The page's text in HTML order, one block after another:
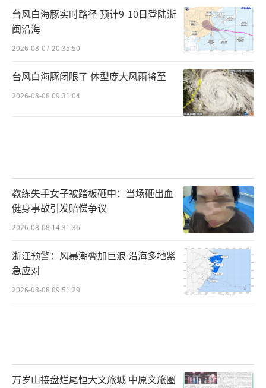
台风白海豚实时路径 预计9-10日登陆浙
闽沿海
2026-08-07 20:35:50
台风白海豚闭眼了 体型庞大风雨将至
2026-08-08 09:31:04
教练失手女子被踏板砸中：当场砸出血
健身事故引发赔偿争议
2026-08-08 14:31:36
浙江预警：风暴潮叠加巨浪 沿海多地紧
急应对
2026-08-08 09:51:29
万岁山接盘烂尾恒大文旅城 中原文旅圈